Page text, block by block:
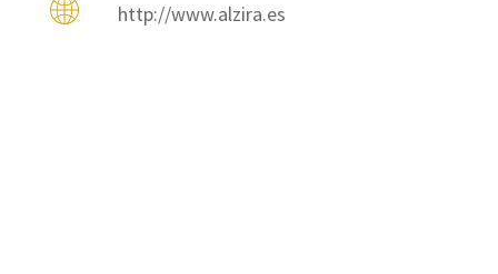
http://www.alzira.es